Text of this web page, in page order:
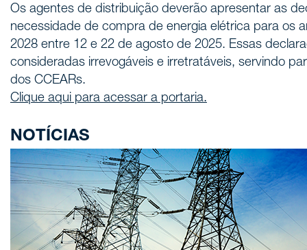
Os agentes de distribuição deverão apresentar as
necessidade de compra de energia elétrica para os
2028 entre 12 e 22 de agosto de 2025. Essas
consideradas irrevogáveis e irretratáveis, servindo
dos CCEARs.
Clique aqui para acessar a portaria.
NOTÍCIAS